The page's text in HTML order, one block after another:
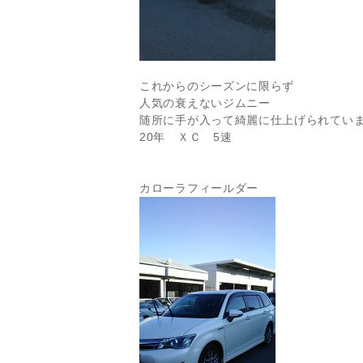
これからのシーズンに限らず
人気の衰えないジムニー
随所に手が入って綺麗に仕上げられてい
20年 ＸＣ 5速
カローラフィールダー